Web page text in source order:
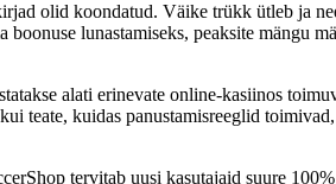
olid koondatud. Väike trükk ütleb ja
lunastamiseks, peaksite mängu
alati erinevate online-kasiinos
teate, kuidas panustamisreeglid
tervitab uusi kasutajaid suure